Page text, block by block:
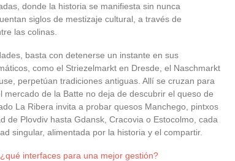
donde la historia se manifiesta sin nunca
siglos de mestizaje cultural, a través de
las colinas.
basta con detenerse un instante en sus
como el Striezelmarkt en Dresde, el Naschmarkt
perpetúan tradiciones antiguas. Allí se cruzan para
mercado de la Batte no deja de descubrir el queso de
La Ribera invita a probar quesos Manchego, pintxos
de Plovdiv hasta Gdansk, Cracovia o Estocolmo, cada
singular, alimentada por la historia y el compartir.
interfaces para una mejor gestión?